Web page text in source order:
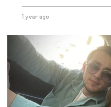
1 year ago